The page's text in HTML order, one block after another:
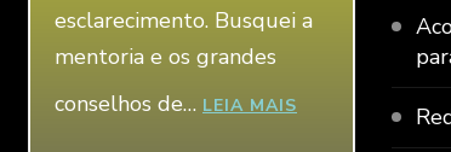
esclarecimento. Busquei a
mentoria e os grandes
conselhos de… LEIA MAIS “LÉLIO